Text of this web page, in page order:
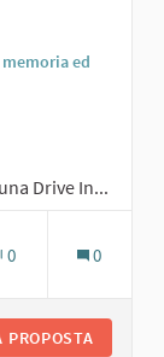
ed
Drive In...
0 0